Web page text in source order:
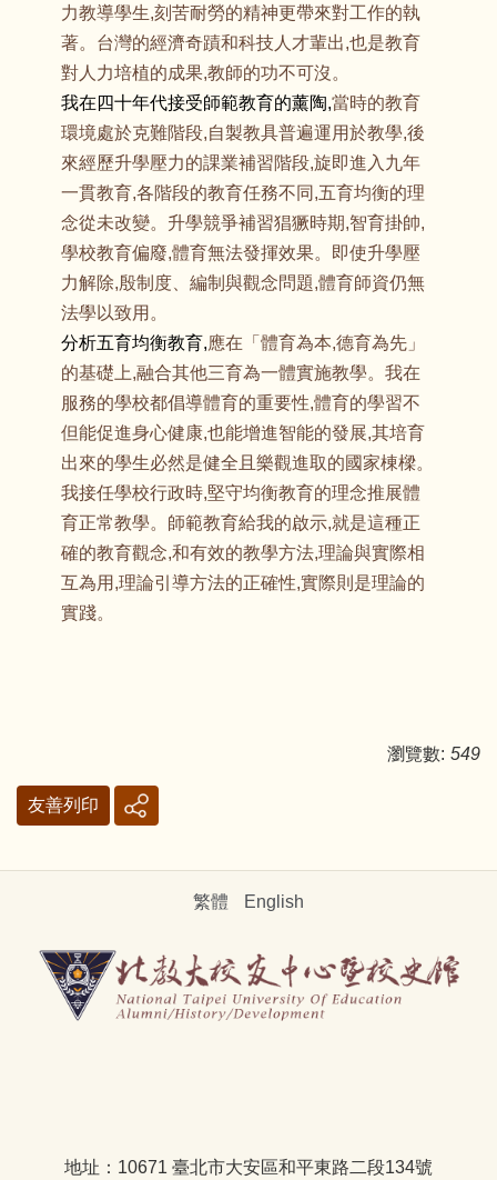
力教導學生,刻苦耐勞的精神更帶來對工作的執
著。台灣的經濟奇蹟和科技人才輩出,也是教育
對人力培植的成果,教師的功不可沒。
我在四十年代接受師範教育的薰陶,當時的教育
環境處於克難階段,自製教具普遍運用於教學,後
來經歷升學壓力的課業補習階段,旋即進入九年
一貫教育,各階段的教育任務不同,五育均衡的理
念從未改變。升學競爭補習猖獗時期,智育掛帥,
學校教育偏廢,體育無法發揮效果。即使升學壓
力解除,殷制度、編制與觀念問題,體育師資仍無
法學以致用。
分析五育均衡教育,應在「體育為本,德育為先」
的基礎上,融合其他三育為一體實施教學。我在
服務的學校都倡導體育的重要性,體育的學習不
但能促進身心健康,也能增進智能的發展,其培育
出來的學生必然是健全且樂觀進取的國家棟樑。
我接任學校行政時,堅守均衡教育的理念推展體
育正常教學。師範教育給我的啟示,就是這種正
確的教育觀念,和有效的教學方法,理論與實際相
互為用,理論引導方法的正確性,實際則是理論的
實踐。
瀏覽數: 549
友善列印
繁體 English
地址：10671 臺北市大安區和平東路二段134號